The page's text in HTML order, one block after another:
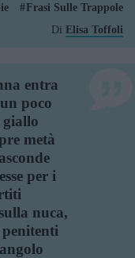
Frasi Sulle Trappole
Di Elisa Toffoli
entra
poco
metà
per i
nuca,